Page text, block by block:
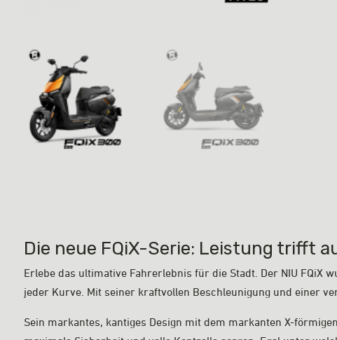
Die neue FQiX-Serie: Leistung trifft
Erlebe das ultimative Fahrerlebnis für die Stadt. Der NIU
jeder Kurve. Mit seiner kraftvollen Beschleunigung und einer
Sein markantes, kantiges Design mit dem markanten X-